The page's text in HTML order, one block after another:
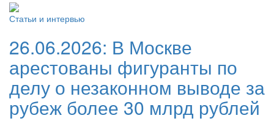
Статьи и интервью
26.06.2026: В Москве
арестованы фигуранты по
делу о незаконном выводе за
рубеж более 30 млрд рублей